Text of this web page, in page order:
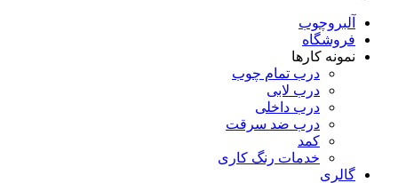
آلبروچوب
فروشگاه
نمونه کارها
درب تمام چوب
درب لابی
درب داخلی
درب ضد سرقت
کمد
خدمات رنگ کاری
گالری